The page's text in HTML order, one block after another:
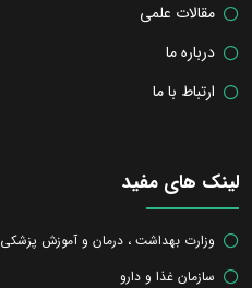
مقالات علمی
درباره ما
ارتباط با ما
لینک های مفید
وزارت بهداشت ، درمان و آموزش پزشکی
سازمان غذا و دارو